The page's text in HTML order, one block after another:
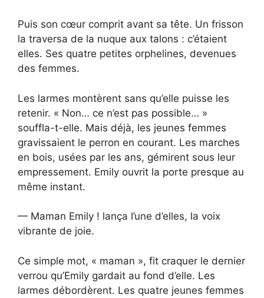
Puis son cœur comprit avant sa tête. Un frisson
la traversa de la nuque aux talons : c’étaient
elles. Ses quatre petites orphelines, devenues
des femmes.
Les larmes montèrent sans qu’elle puisse les
retenir. « Non… ce n’est pas possible… »
souffla-t-elle. Mais déjà, les jeunes femmes
gravissaient le perron en courant. Les marches
en bois, usées par les ans, gémirent sous leur
empressement. Emily ouvrit la porte presque au
même instant.
— Maman Emily ! lança l’une d’elles, la voix
vibrante de joie.
Ce simple mot, « maman », fit craquer le dernier
verrou qu’Emily gardait au fond d’elle. Les
larmes débordèrent. Les quatre jeunes femmes